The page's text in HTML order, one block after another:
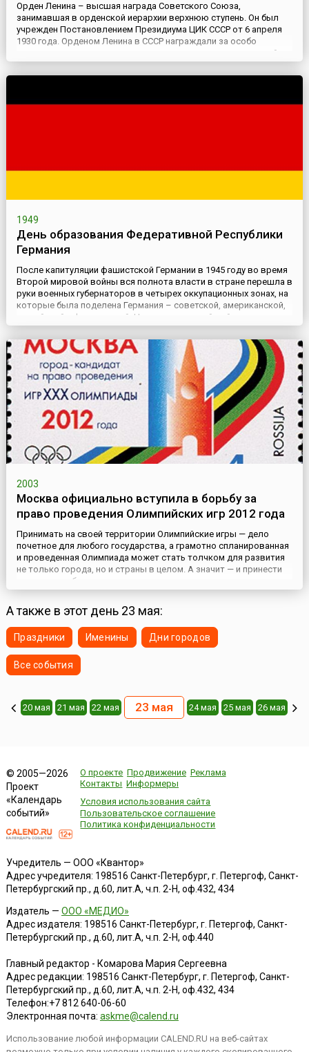
Орден Ленина – высшая награда Советского Союза,
занимавшая в орденской иерархии верхнюю ступень. Он был
учрежден Постановлением Президиума ЦИК СССР от 6 апреля
1930 года. Орденом Ленина в СССР награждали за особо
выдающиеся заслуги в революционном движении, трудовой
деятельности, защите социалистического отечества, развитии
дружбы и сотрудничества между народами, укреплении мира и
1949
День образования Федеративной Республики
Германия
После капитуляции фашистской Германии в 1945 году во время
Второй мировой войны вся полнота власти в стране перешла в
руки военных губернаторов в четырех оккупационных зонах, на
которые была поделена Германия – советской, американской,
английской и французской. Начало «холодной войны», растущая
конфронтация между СССР и Западом делали невозможным
воссоздание единого германского государства. Поэтом...
2003
Москва официально вступила в борьбу за
право проведения Олимпийских игр 2012 года
Принимать на своей территории Олимпийские игры — дело
почетное для любого государства, а грамотно спланированная
и проведенная Олимпиада может стать толчком для развития
не только города, но и страны в целом. А значит — и принести
немалую прибыль инвесторам, принимающим участие в
проектах, связанных с организацией игр.23 мая 2003 года
Москва стала официальным кандидатом на проведение
Олимпийск...
А также в этот день 23 мая:
Праздники Именины Дни городов
Все события
20 мая 21 мая 22 мая 23 мая 24 мая 25 мая 26 мая
© 2005—2026
Проект
«Календарь
событий»
О проекте Продвижение Реклама
Контакты Информеры
Условия использования сайта
Пользовательское соглашение
Политика конфиденциальности
Учредитель — ООО «Квантор»
Адрес учредителя: 198516 Санкт-Петербург, г. Петергоф, Санкт-
Петербургский пр., д.60, лит.А, ч.п. 2-Н, оф.432, 434
Издатель — ООО «МЕДИО»
Адрес издателя: 198516 Санкт-Петербург, г. Петергоф, Санкт-
Петербургский пр., д.60, лит.А, ч.п. 2-Н, оф.440
Главный редактор - Комарова Мария Сергеевна
Адрес редакции: 198516 Санкт-Петербург, г. Петергоф, Санкт-
Петербургский пр., д.60, лит.А, ч.п. 2-Н, оф.432, 434
Телефон:+7 812 640-06-60
Электронная почта: askme@calend.ru
Использование любой информации CALEND.RU на веб-сайтах